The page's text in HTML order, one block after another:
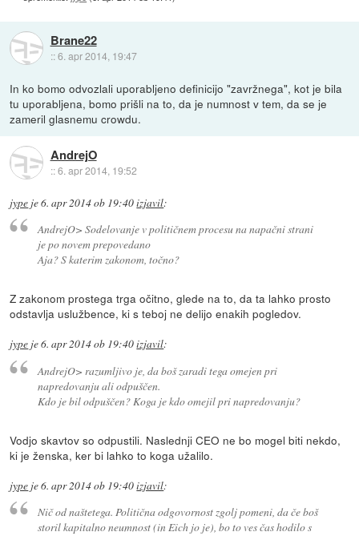
Brane22
::6. apr 2014, 19:47
In ko bomo odvozlali uporabljeno definicijo "zavržnega", kot je bila
tu uporabljena, bomo prišli na to, da je numnost v tem, da se je
zameril glasnemu crowdu.
AndrejO
::6. apr 2014, 19:52
jype je6. apr 2014 ob 19:40izjavil:
AndrejO> Sodelovanje v političnem procesu na napačni strani
je po novem prepovedano
Aja? S katerim zakonom, točno?
Z zakonom prostega trga očitno, glede na to, da ta lahko prosto
odstavlja uslužbence, ki s teboj ne delijo enakih pogledov.
jype je6. apr 2014 ob 19:40izjavil:
AndrejO> razumljivo je, da boš zaradi tega omejen pri
napredovanju ali odpuščen.
Kdo je bil odpuščen? Koga je kdo omejil pri napredovanju?
Vodjo skavtov so odpustili. Naslednji CEO ne bo mogel biti nekdo,
ki je ženska, ker bi lahko to koga užalilo.
jype je6. apr 2014 ob 19:40izjavil:
Nič od naštetega. Politična odgovornost zgolj pomeni, da če boš
storil kapitalno neumnost (in Eich jo je), bo to ves čas hodilo s